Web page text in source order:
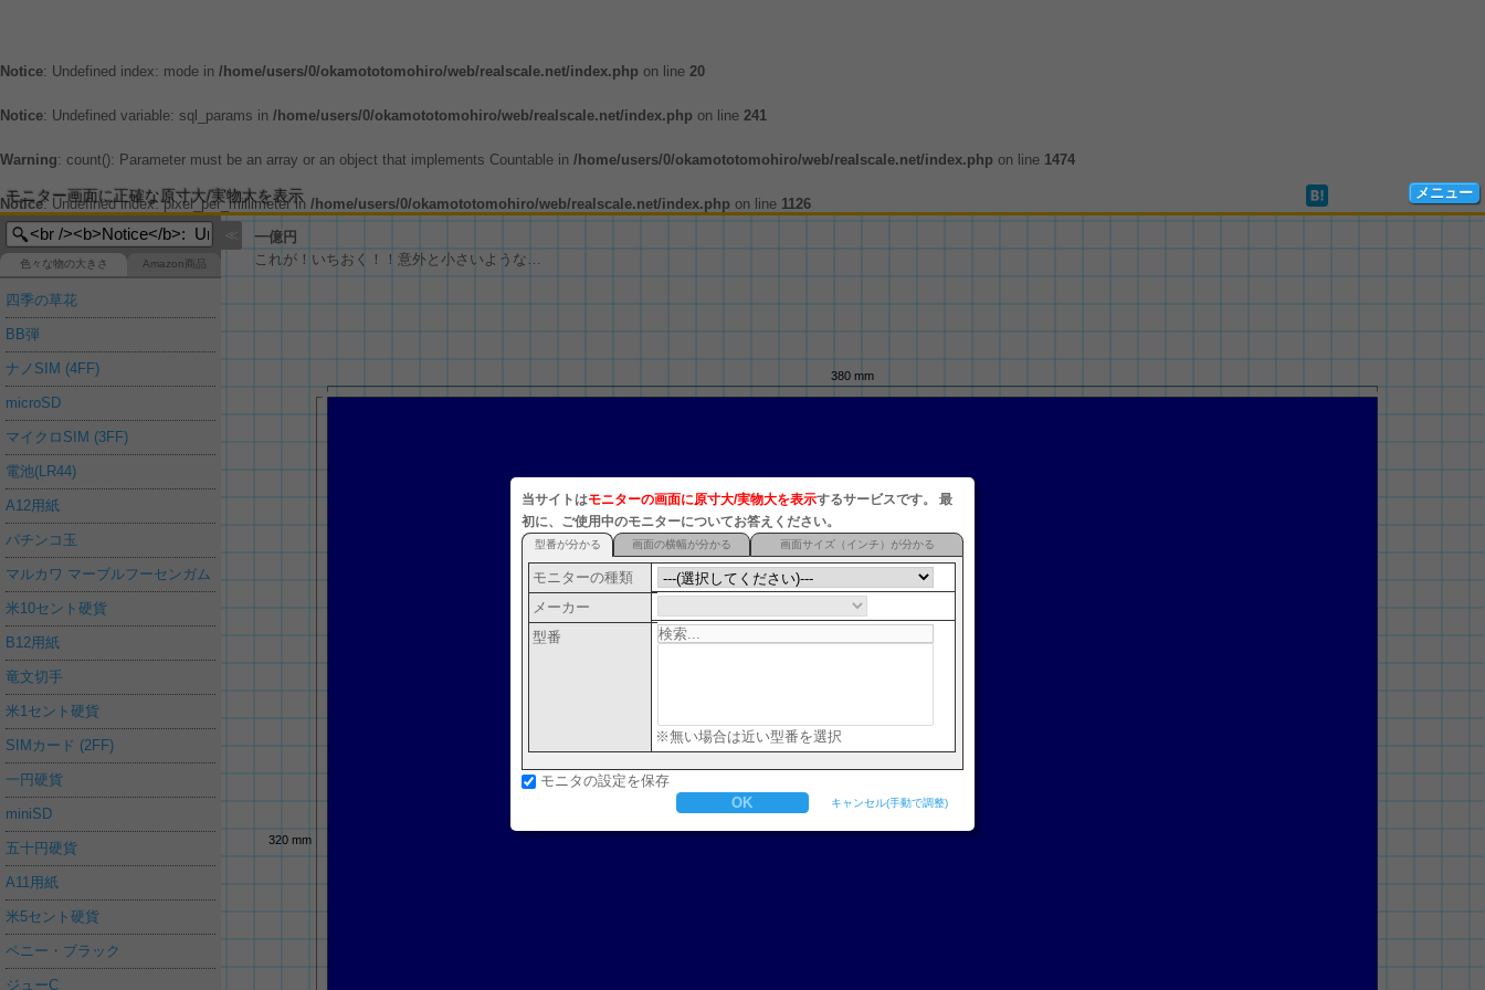
Notice: Undefined index: mode in /home/users/0/okamototomohiro/web/realscale.net/index.php on line 20
Notice: Undefined variable: sql_params in /home/users/0/okamototomohiro/web/realscale.net/index.php on line 241
Warning: count(): Parameter must be an array or an object that implements Countable in /home/users/0/okamototomohiro/web/realscale.net/index.php on line 1474
Notice: Undefined index: pixel_per_millimeter in /home/users/0/okamototomohiro/web/realscale.net/index.php on line 1126
メニュー
モニター画面に正確な原寸大/実物大を表示
色々な物の大きさ Amazon商品
四季の草花
BB弾
ナノSIM (4FF)
microSD
マイクロSIM (3FF)
電池(LR44)
A12用紙
パチンコ玉
マルカワ マーブルフーセンガム
米10セント硬貨
B12用紙
竜文切手
米1セント硬貨
SIMカード (2FF)
一円硬貨
miniSD
五十円硬貨
A11用紙
米5セント硬貨
ペニー・ブラック
ジューC
380 mm
320 mm
≪
一億円
これが！いちおく！！意外と小さいような…
当サイトはモニターの画面に原寸大/実物大を表示するサービスです。 最
初に、ご使用中のモニターについてお答えください。
型番が分かる 画面の横幅が分かる 画面サイズ（インチ）が分かる
モニターの種類
メーカー
型番
※無い場合は近い型番を選択
モニタの設定を保存
キャンセル(手動で調整)